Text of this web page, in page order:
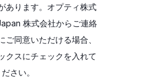
あります。オプティ株式
株式会社からご連絡
ご同意いただける場合、
クスにチェックを入れて
ださい。